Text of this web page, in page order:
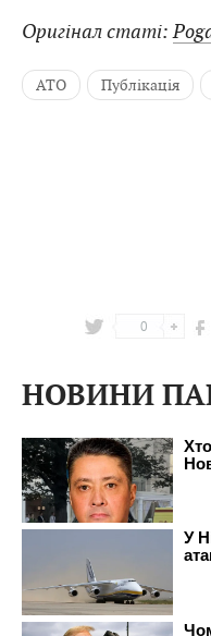
Оригінал статі:
АТО Публікація
0
НОВИНИ